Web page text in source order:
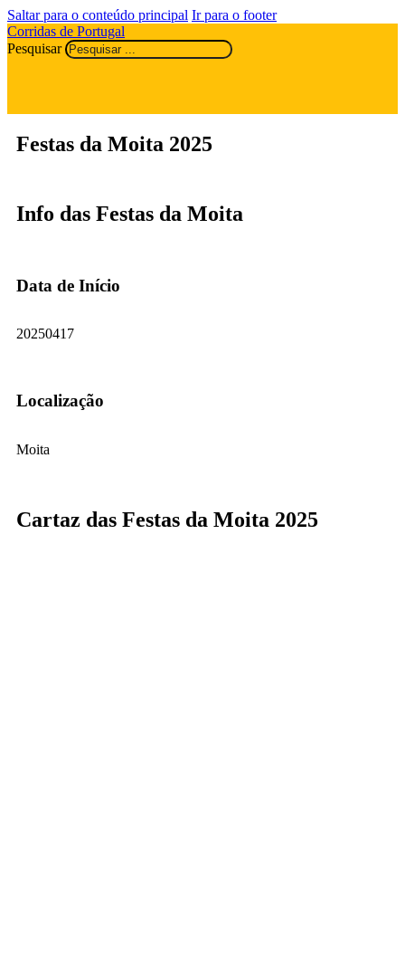
Saltar para o conteúdo principal Ir para o footer
Corridas de Portugal
Pesquisar
Festas da Moita 2025
Info das Festas da Moita
Data de Início
20250417
Localização
Moita
Cartaz das Festas da Moita 2025